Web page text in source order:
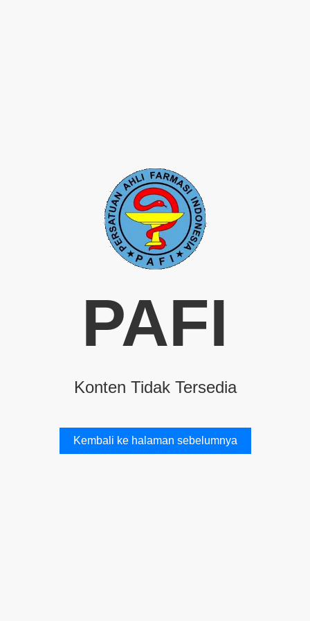
PAFI
Konten Tidak Tersedia
Kembali ke halaman sebelumnya